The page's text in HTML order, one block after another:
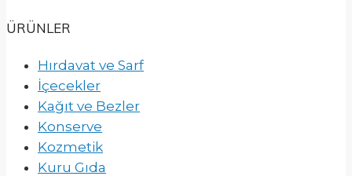
ÜRÜNLER
Hırdavat ve Sarf
İçecekler
Kağıt ve Bezler
Konserve
Kozmetik
Kuru Gıda